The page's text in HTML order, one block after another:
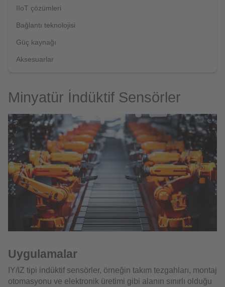
IIoT çözümleri
Bağlantı teknolojisi
Güç kaynağı
Aksesuarlar
Minyatür İndüktif Sensörler
Uygulamalar
IY/IZ tipi indüktif sensörler, örneğin takım tezgahları, montaj
otomasyonu ve elektronik üretimi gibi alanın sınırlı olduğu